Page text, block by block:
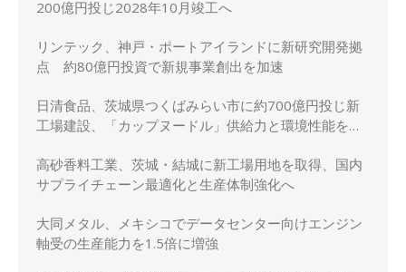
200億円投じ2028年10月竣工へ
リンテック、神戸・ポートアイランドに新研究開発拠
点 約80億円投資で新規事業創出を加速
日清食品、茨城県つくばみらい市に約700億円投じ新
工場建設、「カップヌードル」供給力と環境性能を強
高砂香料工業、茨城・結城に新工場用地を取得、国内
サプライチェーン最適化と生産体制強化へ
大同メタル、メキシコでデータセンター向けエンジン
軸受の生産能力を1.5倍に増強